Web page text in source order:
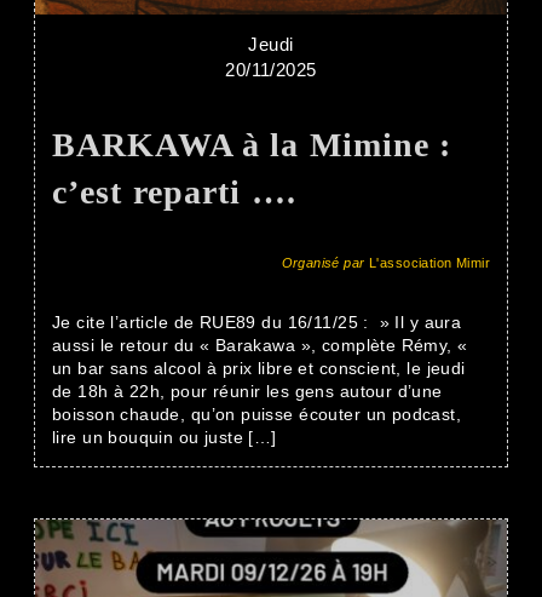
Jeudi
20/11/2025
BARKAWA à la Mimine :
c’est reparti ….
Organisé parL'association Mimir
Je cite l’article de RUE89 du 16/11/25 : » Il y aura
aussi le retour du « Barakawa », complète Rémy, «
un bar sans alcool à prix libre et conscient, le jeudi
de 18h à 22h, pour réunir les gens autour d’une
boisson chaude, qu’on puisse écouter un podcast,
lire un bouquin ou juste […]